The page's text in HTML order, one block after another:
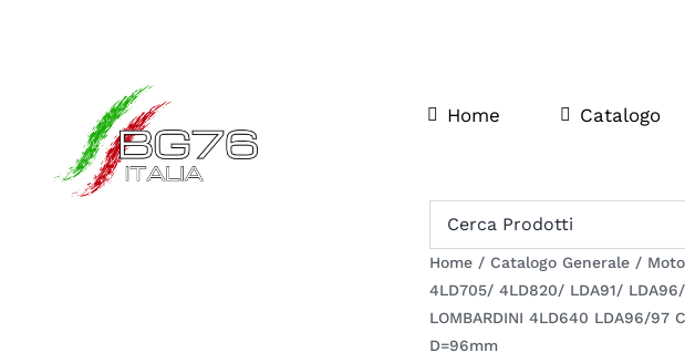
Home Catalogo
Home / Catalogo Generale /
4LD705/ 4LD820/ LDA91/
LOMBARDINI 4LD640 LDA96/97
D=96mm